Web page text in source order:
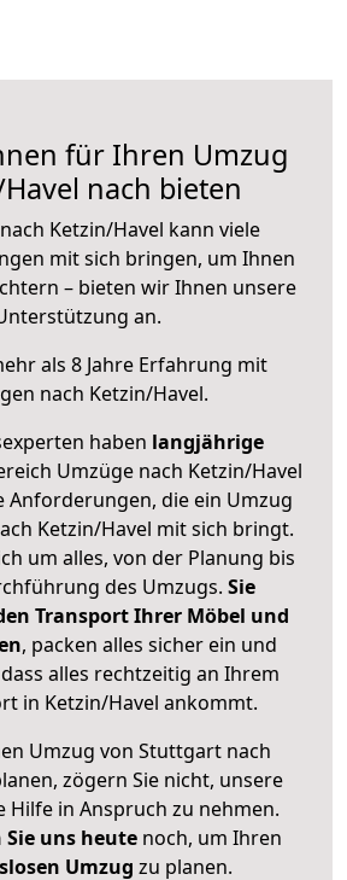
für Ihren Umzug
nach bieten
nach Ketzin/Havel kann viele
mit sich bringen, um Ihnen
– bieten wir Ihnen unsere
an.
als 8 Jahre Erfahrung mit
nach Ketzin/Havel.
haben langjährige
Umzüge nach Ketzin/Havel
Anforderungen, die ein Umzug
Ketzin/Havel mit sich bringt.
um alles, von der Planung bis
des Umzugs. Sie
Transport Ihrer Möbel und
, packen alles sicher ein und
alles rechtzeitig an Ihrem
in Ketzin/Havel ankommt.
Umzug von Stuttgart nach
zögern Sie nicht, unsere
Hilfe in Anspruch zu nehmen.
uns heutenoch, um Ihren
Umzug zu planen.